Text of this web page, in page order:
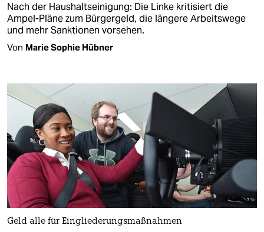
Nach der Haushaltseinigung: Die Linke kritisiert die
Ampel-Pläne zum Bürgergeld, die längere Arbeitswege
und mehr Sanktionen vorsehen.
Von Marie Sophie Hübner
Geld alle für Eingliederungsmaßnahmen